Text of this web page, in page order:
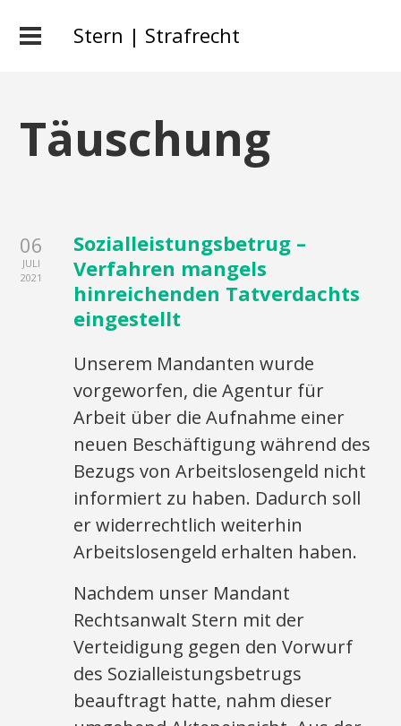
Stern | Strafrecht
Täuschung
06
JULI
2021
Sozialleistungsbetrug –
Verfahren mangels
hinreichenden Tatverdachts
eingestellt
Unserem Mandanten wurde
vorgeworfen, die Agentur für
Arbeit über die Aufnahme einer
neuen Beschäftigung während des
Bezugs von Arbeitslosengeld nicht
informiert zu haben. Dadurch soll
er widerrechtlich weiterhin
Arbeitslosengeld erhalten haben.
Nachdem unser Mandant
Rechtsanwalt Stern mit der
Verteidigung gegen den Vorwurf
des Sozialleistungsbetrugs
beauftragt hatte, nahm dieser